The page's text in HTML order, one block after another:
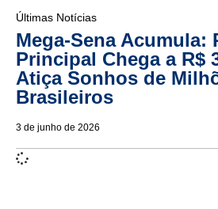
Últimas Notícias
Mega-Sena Acumula:
Principal Chega a R$
Atiça Sonhos de
Brasileiros
3 de junho de 2026